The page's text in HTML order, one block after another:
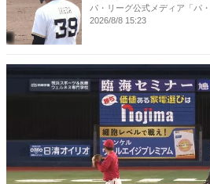
パ・リーグ公式メディア「パ
2026/8/8 15:23